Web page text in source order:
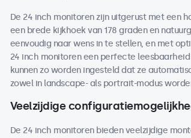
De 24 inch monitoren zijn uitgerust met een
een brede kijkhoek van 178 graden en
eenvoudig naar wens in te stellen, en met
24 inch monitoren een perfecte
kunnen zo worden ingesteld dat ze
zowel in landscape- als portrait-modus
Veelzijdige
De 24 inch monitoren bieden veelzijdige